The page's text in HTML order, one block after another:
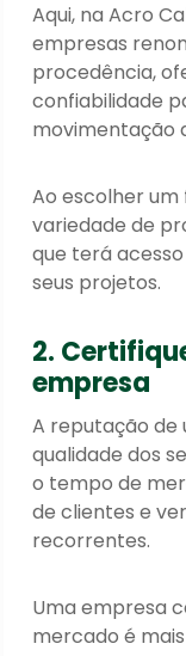
Aqui, na Acro
empresas
procedência,
confiabilidade
movimentação
Ao escolher
variedade de
que terá
seus projetos.
2.
empresa
A reputação de
qualidade dos
o tempo de
de clientes e
recorrentes.
Uma empresa
mercado é